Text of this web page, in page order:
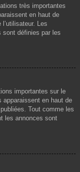
très importantes
en haut de
Les
sont définies par les
importantes sur le
apparaissent en haut de
Tout comme les
les annonces sont